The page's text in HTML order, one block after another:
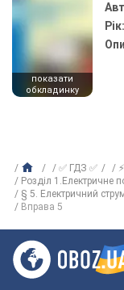
показати
обкладинку
Рік:
✅ ГДЗ ✅
Розділ 1.Електричне
§ 5. Електричний
Вправа 5